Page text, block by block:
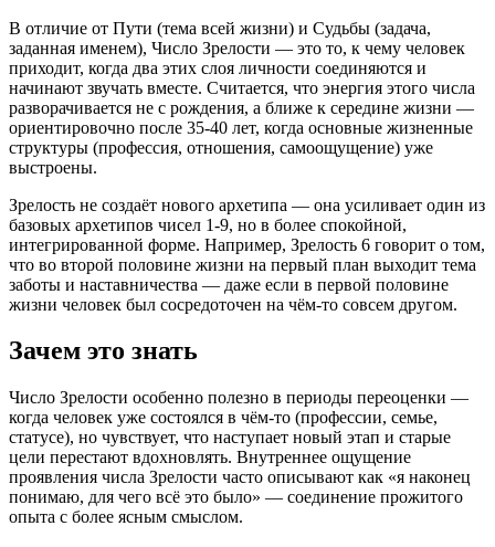
В отличие от Пути (тема всей жизни) и Судьбы (задача,
заданная именем), Число Зрелости — это то, к чему человек
приходит, когда два этих слоя личности соединяются и
начинают звучать вместе. Считается, что энергия этого числа
разворачивается не с рождения, а ближе к середине жизни —
ориентировочно после 35-40 лет, когда основные жизненные
структуры (профессия, отношения, самоощущение) уже
выстроены.
Зрелость не создаёт нового архетипа — она усиливает один из
базовых архетипов чисел 1-9, но в более спокойной,
интегрированной форме. Например, Зрелость 6 говорит о том,
что во второй половине жизни на первый план выходит тема
заботы и наставничества — даже если в первой половине
жизни человек был сосредоточен на чём-то совсем другом.
Зачем это знать
Число Зрелости особенно полезно в периоды переоценки —
когда человек уже состоялся в чём-то (профессии, семье,
статусе), но чувствует, что наступает новый этап и старые
цели перестают вдохновлять. Внутреннее ощущение
проявления числа Зрелости часто описывают как «я наконец
понимаю, для чего всё это было» — соединение прожитого
опыта с более ясным смыслом.